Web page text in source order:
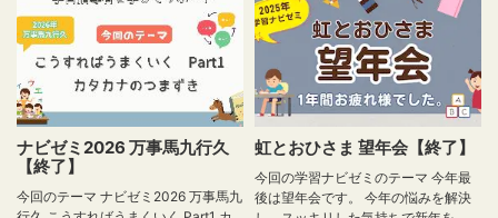
ナビゼミ2026 万事馬九行久
【終了】
今回のテーマ ナビゼミ2026 万事馬九
虹とおひさま 望年会【終了】
今回の学習ナビゼミのテーマ 今年最
後は望年会です。 今年の悩みを解決